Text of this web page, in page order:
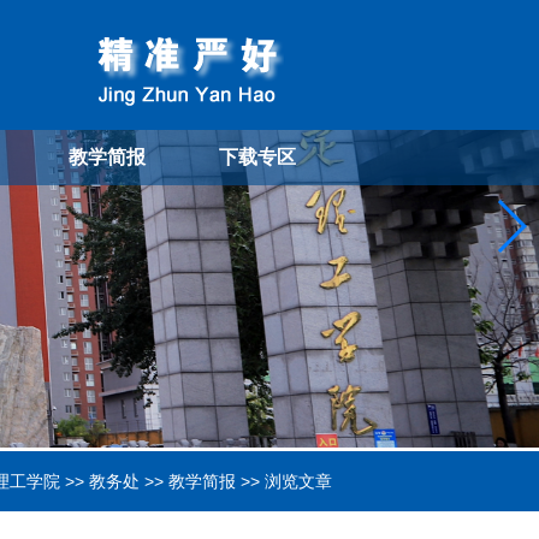
教学简报 下载专区
工学院 >> 教务处 >> 教学简报 >> 浏览文章